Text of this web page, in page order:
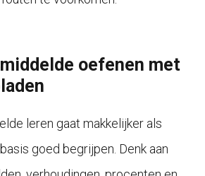
oefenen met
leren gaat makkelijker als
goed begrijpen. Denk aan